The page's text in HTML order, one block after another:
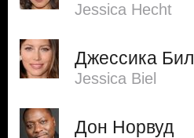
Jessica Hecht
Джессика Бил
Jessica Biel
Дон Норвуд